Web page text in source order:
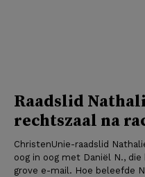
Raadslid
rechtszaal na
ChristenUnie-raadslid
oog in oog met Daniël N.,
grove e-mail. Hoe beleefde